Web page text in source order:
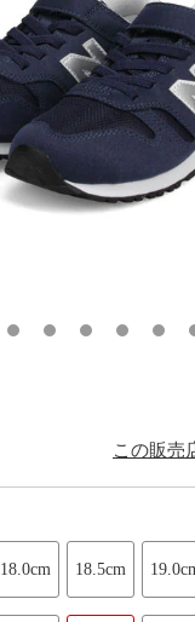
この販売
18.0cm 18.5cm